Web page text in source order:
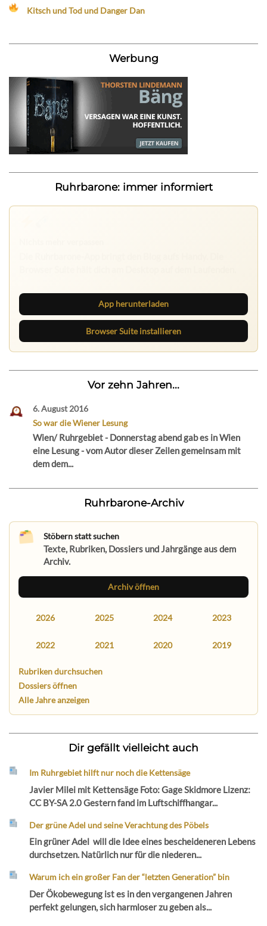
Kitsch und Tod und Danger Dan
Werbung
Ruhrbarone: immer informiert
App herunterladen
Browser Suite installieren
Vor zehn Jahren...
6. August 2016
So war die Wiener Lesung
Wien/ Ruhrgebiet - Donnerstag abend gab es in Wien
eine Lesung - vom Autor dieser Zeilen gemeinsam mit
dem dem...
Ruhrbarone-Archiv
Stöbern statt suchen
Texte, Rubriken, Dossiers und Jahrgänge aus dem
Archiv.
Archiv öffnen
2026 2025 2024 2023
2022 2021 2020 2019
Rubriken durchsuchen
Dossiers öffnen
Alle Jahre anzeigen
Dir gefällt vielleicht auch
Im Ruhrgebiet hilft nur noch die Kettensäge
Javier Milei mit Kettensäge Foto: Gage Skidmore Lizenz:
CC BY-SA 2.0 Gestern fand im Luftschiffhangar...
Der grüne Adel und seine Verachtung des Pöbels
Ein grüner Adel will die Idee eines bescheideneren Lebens
durchsetzen. Natürlich nur für die niederen...
Warum ich ein großer Fan der “letzten Generation” bin
Der Ökobewegung ist es in den vergangenen Jahren
perfekt gelungen, sich harmloser zu geben als...